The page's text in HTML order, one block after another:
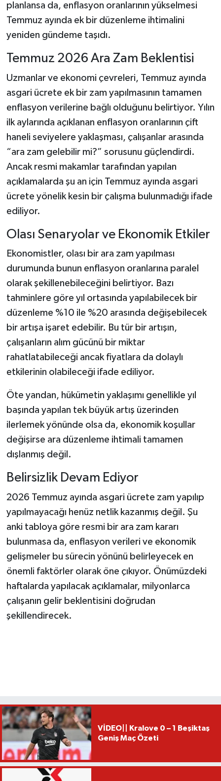
planlansa da, enflasyon oranlarının yükselmesi
Temmuz ayında ek bir düzenleme ihtimalini
yeniden gündeme taşıdı.
Temmuz 2026 Ara Zam Beklentisi
Uzmanlar ve ekonomi çevreleri, Temmuz ayında
asgari ücrete ek bir zam yapılmasının tamamen
enflasyon verilerine bağlı olduğunu belirtiyor. Yılın
ilk aylarında açıklanan enflasyon oranlarının çift
haneli seviyelere yaklaşması, çalışanlar arasında
“ara zam gelebilir mi?” sorusunu güçlendirdi.
Ancak resmi makamlar tarafından yapılan
açıklamalarda şu an için Temmuz ayında asgari
ücrete yönelik kesin bir çalışma bulunmadığı ifade
ediliyor.
Olası Senaryolar ve Ekonomik Etkiler
Ekonomistler, olası bir ara zam yapılması
durumunda bunun enflasyon oranlarına paralel
olarak şekillenebileceğini belirtiyor. Bazı
tahminlere göre yıl ortasında yapılabilecek bir
düzenleme %10 ile %20 arasında değişebilecek
bir artışa işaret edebilir. Bu tür bir artışın,
çalışanların alım gücünü bir miktar
rahatlatabileceği ancak fiyatlara da dolaylı
etkilerinin olabileceği ifade ediliyor.
Öte yandan, hükümetin yaklaşımı genellikle yıl
başında yapılan tek büyük artış üzerinden
ilerlemek yönünde olsa da, ekonomik koşullar
değişirse ara düzenleme ihtimali tamamen
dışlanmış değil.
Belirsizlik Devam Ediyor
2026 Temmuz ayında asgari ücrete zam yapılıp
yapılmayacağı henüz netlik kazanmış değil. Şu
anki tabloya göre resmi bir ara zam kararı
bulunmasa da, enflasyon verileri ve ekonomik
gelişmeler bu sürecin yönünü belirleyecek en
önemli faktörler olarak öne çıkıyor. Önümüzdeki
haftalarda yapılacak açıklamalar, milyonlarca
çalışanın gelir beklentisini doğrudan
şekillendirecek.
VİDEO|| Kralove 0 – 1 Beşiktaş
Geniş Maç Özeti